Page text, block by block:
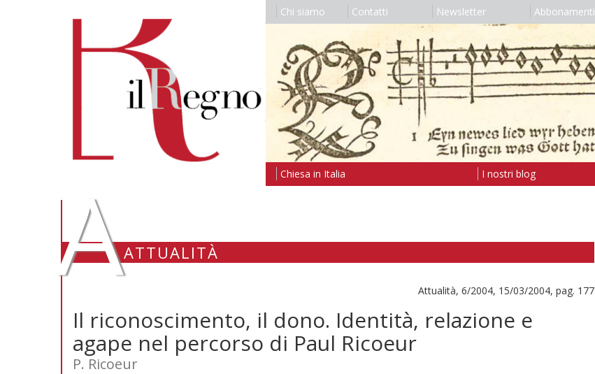
Chi siamo Contatti Newsletter Abbonamenti
Chiesa in Italia I nostri blog
AATTUALITÀ
Attualità, 6/2004, 15/03/2004, pag. 177
Il riconoscimento, il dono. Identità, relazione e
agape nel percorso di Paul Ricoeur
P. Ricoeur